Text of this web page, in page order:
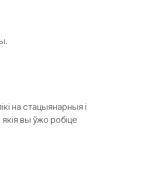
на стацыянарныя і
вы ўжо робіце